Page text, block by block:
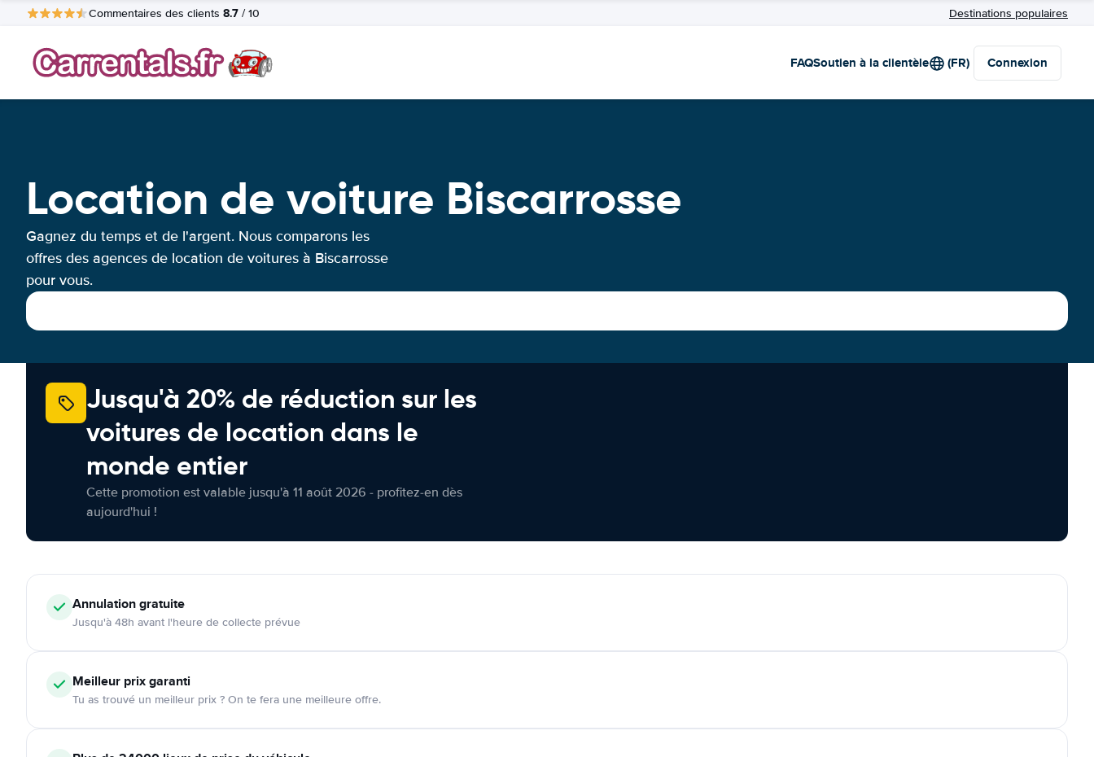
Commentaires des clients 8.7 / 10 Destinations populaires
FAQSoutien à la clientèle (FR) Connexion
Location de voiture Biscarrosse
Gagnez du temps et de l'argent. Nous comparons les
offres des agences de location de voitures à Biscarrosse
pour vous.
Jusqu'à 20% de réduction sur les
voitures de location dans le
monde entier
Cette promotion est valable jusqu'à 11 août 2026 - profitez-en dès
aujourd'hui !
Annulationgratuite
Jusqu'à 48h avant l'heure de collecte prévue
Meilleur prix garanti
Tu as trouvé un meilleur prix ? On te fera une meilleure offre.